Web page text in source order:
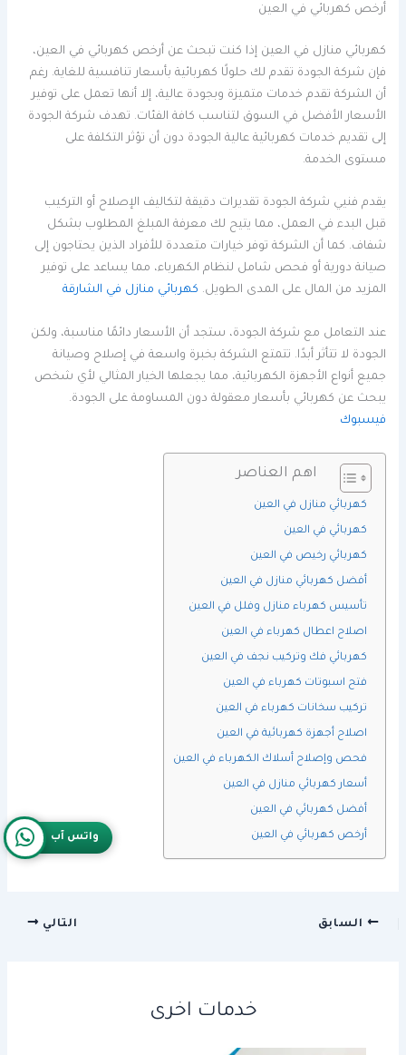
أرخص كهربائي في العين
كهربائي منازل في العين إذا كنت تبحث عن أرخص كهربائي في العين،
فإن شركة الجودة تقدم لك حلولًا كهربائية بأسعار تنافسية للغاية. رغم
أن الشركة تقدم خدمات متميزة وبجودة عالية، إلا أنها تعمل على توفير
الأسعار الأفضل في السوق لتناسب كافة الفئات. تهدف شركة الجودة
إلى تقديم خدمات كهربائية عالية الجودة دون أن تؤثر التكلفة على
مستوى الخدمة.
يقدم فنيي شركة الجودة تقديرات دقيقة لتكاليف الإصلاح أو التركيب
قبل البدء في العمل، مما يتيح لك معرفة المبلغ المطلوب بشكل
شفاف. كما أن الشركة توفر خيارات متعددة للأفراد الذين يحتاجون إلى
صيانة دورية أو فحص شامل لنظام الكهرباء، مما يساعد على توفير
المزيد من المال على المدى الطويل. كهربائي منازل في الشارقة
عند التعامل مع شركة الجودة، ستجد أن الأسعار دائمًا مناسبة، ولكن
الجودة لا تتأثر أبدًا. تتمتع الشركة بخبرة واسعة في إصلاح وصيانة
جميع أنواع الأجهزة الكهربائية، مما يجعلها الخيار المثالي لأي شخص
يبحث عن كهربائي بأسعار معقولة دون المساومة على الجودة.
فيسبوك
اهم العناصر
كهربائي منازل في العين
كهربائي في العين
كهربائي رخيص في العين
أفضل كهربائي منازل في العين
تأسيس كهرباء منازل وفلل في العين
اصلاح اعطال كهرباء في العين
كهربائي فك وتركيب نجف في العين
فتح اسبوتات كهرباء في العين
تركيب سخانات كهرباء في العين
اصلاح أجهزة كهربائية في العين
فحص وإصلاح أسلاك الكهرباء في العين
أسعار كهربائي منازل في العين
أفضل كهربائي في العين
أرخص كهربائي في العين
السابق التالي
خدمات اخرى
واتس آب